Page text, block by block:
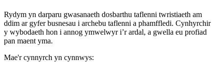
Rydym yn darparu gwasanaeth dosbarthu taflenni twristiaeth am
ddim ar gyfer busnesau i archebu taflenni a phamffledi. Cynhyrchir
y wybodaeth hon i annog ymwelwyr i’r ardal, a gwella eu profiad
pan maent yma.
Mae'r cynnyrch yn cynnwys: